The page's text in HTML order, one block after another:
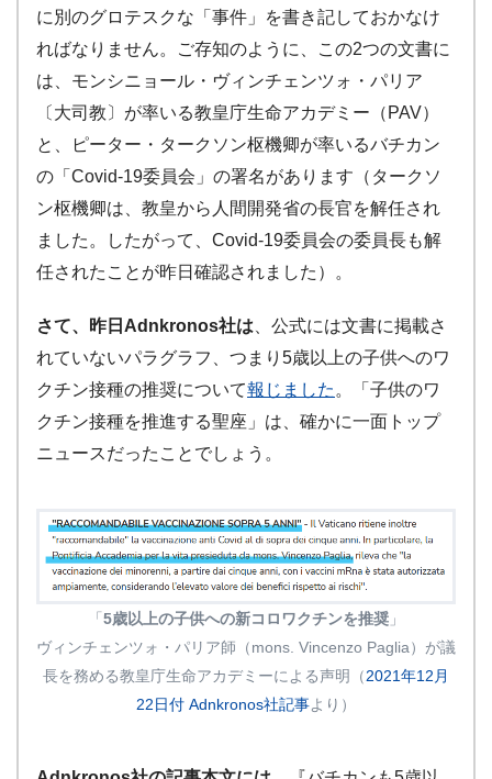
に別のグロテスクな「事件」を書き記しておかなけ
ればなりません。ご存知のように、この2つの文書に
は、モンシニョール・ヴィンチェンツォ・パリア
〔大司教〕が率いる教皇庁生命アカデミー（PAV）
と、ピーター・タークソン枢機卿が率いるバチカン
の「Covid-19委員会」の署名があります（タークソ
ン枢機卿は、教皇から人間開発省の長官を解任され
ました。したがって、Covid-19委員会の委員長も解
任されたことが昨日確認されました）。
さて、昨日Adnkronos社は 、公式には文書に掲載さ
れていないパラグラフ、つまり5歳以上の子供へのワ
クチン接種の推奨について報じました 。「子供のワ
クチン接種を推進する聖座」は、確かに一面トップ
ニュースだったことでしょう。
「 5歳以上の子供への新コロワクチンを推奨 」
ヴィンチェンツォ・パリア師（mons. Vincenzo Paglia）が議
長を務める教皇庁生命アカデミーによる声明（2021年12月
22日付 Adnkronos社記事より）